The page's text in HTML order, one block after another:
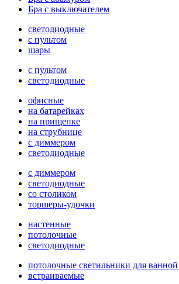
Бра с выключателем
светодиодные
с пультом
шары
с пультом
светодиодные
офисные
на батарейках
на прищепке
на струбнице
с диммером
светодиодные
с диммером
светодиодные
со столиком
торшеры-удочки
настенные
потолочные
светодиодные
потолочные светильники для ванной
встраиваемые